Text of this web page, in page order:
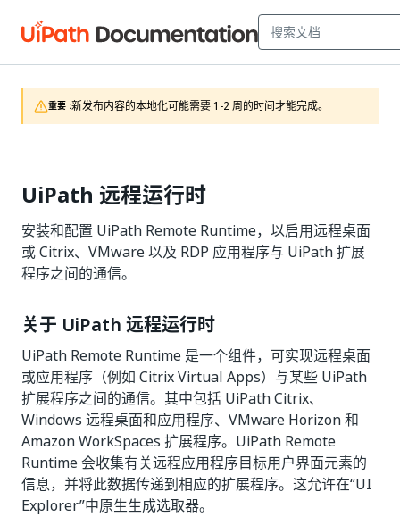
重要 :新发布内容的本地化可能需要 1-2 周的时间才能完成。
UiPath 远程运行时
安装和配置 UiPath Remote Runtime，以启用远程桌面
或 Citrix、VMware 以及 RDP 应用程序与 UiPath 扩展
程序之间的通信。
关于 UiPath 远程运行时
UiPath Remote Runtime 是一个组件，可实现远程桌面
或应用程序（例如 Citrix Virtual Apps）与某些 UiPath
扩展程序之间的通信。其中包括 UiPath Citrix、
Windows 远程桌面和应用程序、VMware Horizon 和
Amazon WorkSpaces 扩展程序。UiPath Remote
Runtime 会收集有关远程应用程序目标用户界面元素的
信息，并将此数据传递到相应的扩展程序。这允许在“UI
Explorer”中原生生成选取器。